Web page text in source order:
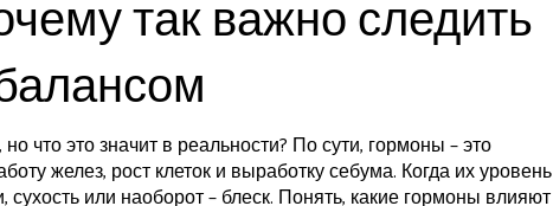
так важно следить
что это значит в реальности? По сути, гормоны – это
желез, рост клеток и выработку себума. Когда их уровень
или наоборот – блеск. Понять, какие гормоны влияют